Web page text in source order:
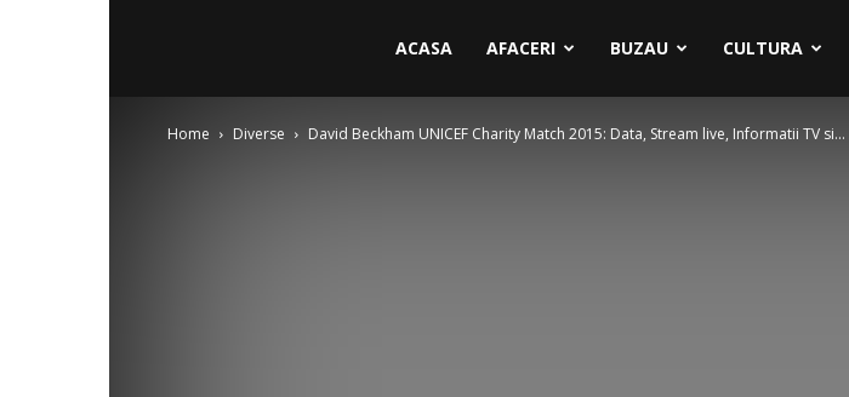
ACASA AFACERI BUZAU CULTURA
Home Diverse David Beckham UNICEF Charity Match 2015: Data, Stream live, Informatii TV si...